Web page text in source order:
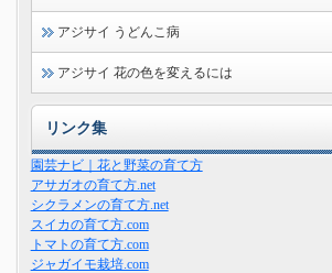
アジサイ うどんこ病
アジサイ 花の色を変えるには
リンク集
園芸ナビ｜花と野菜の育て方
アサガオの育て方.net
シクラメンの育て方.net
スイカの育て方.com
トマトの育て方.com
ジャガイモ栽培.com